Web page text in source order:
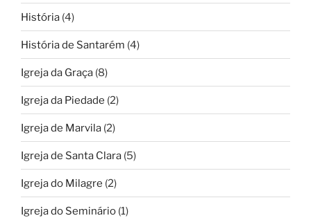
História (4)
História de Santarém (4)
Igreja da Graça (8)
Igreja da Piedade (2)
Igreja de Marvila (2)
Igreja de Santa Clara (5)
Igreja do Milagre (2)
Igreja do Seminário (1)